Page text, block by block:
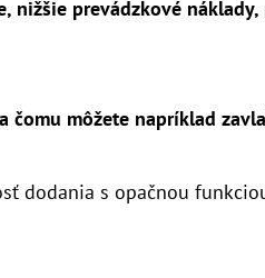
nižšie prevádzkové náklady,
môžete napríklad
dodania s opačnou